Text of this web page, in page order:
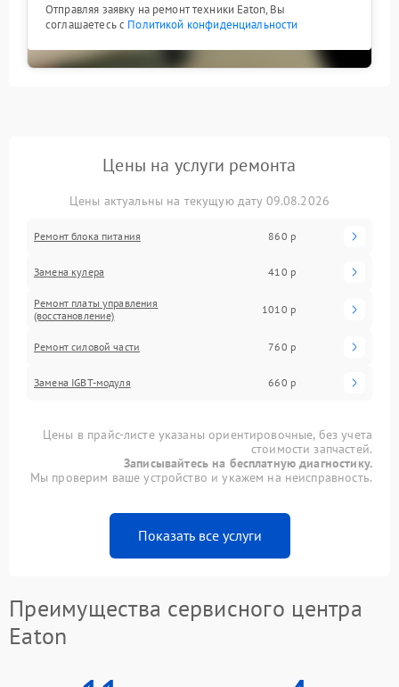
Отправляя заявку на ремонт техники Eaton, Вы
соглашаетесь с Политикой конфиденциальности
Цены на услуги ремонта
Цены актуальны на текущую дату 09.08.2026
Ремонт блока питания 860 р
Замена кулера 410 р
Ремонт платы управления
(восстановление)
1010 р
Ремонт силовой части 760 р
Замена IGBT-модуля 660 р
Цены в прайс-листе указаны ориентировочные, без учета
стоимости запчастей.
Записывайтесь на бесплатную диагностику.
Мы проверим ваше устройство и укажем на неисправность.
Показать все услуги
Преимущества сервисного центра
Eaton